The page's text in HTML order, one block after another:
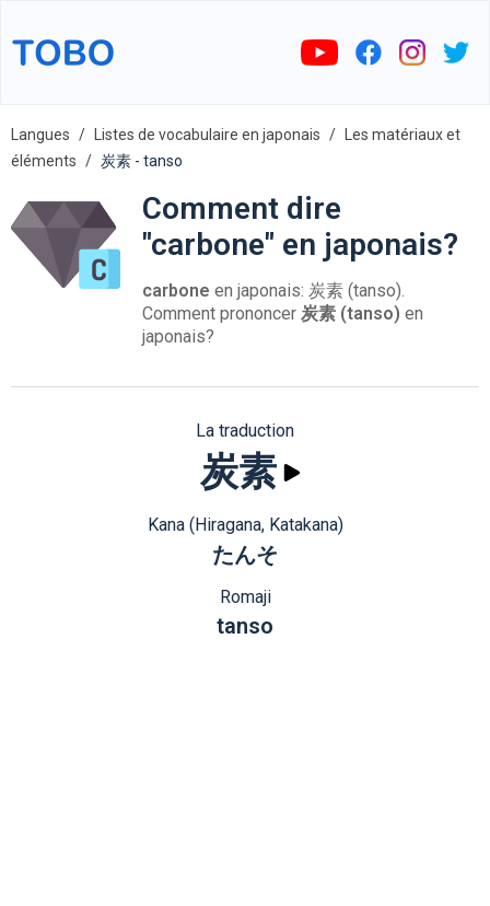
Langues Listes de vocabulaire en japonais
Les matériaux et
éléments
炭素 - tanso
Comment dire
"carbone" en japonais?
carbone en japonais: 炭素 (tanso).
Comment prononcer 炭素 (tanso) en
japonais?
La traduction
炭素
Kana (Hiragana, Katakana)
たんそ
Romaji
tanso